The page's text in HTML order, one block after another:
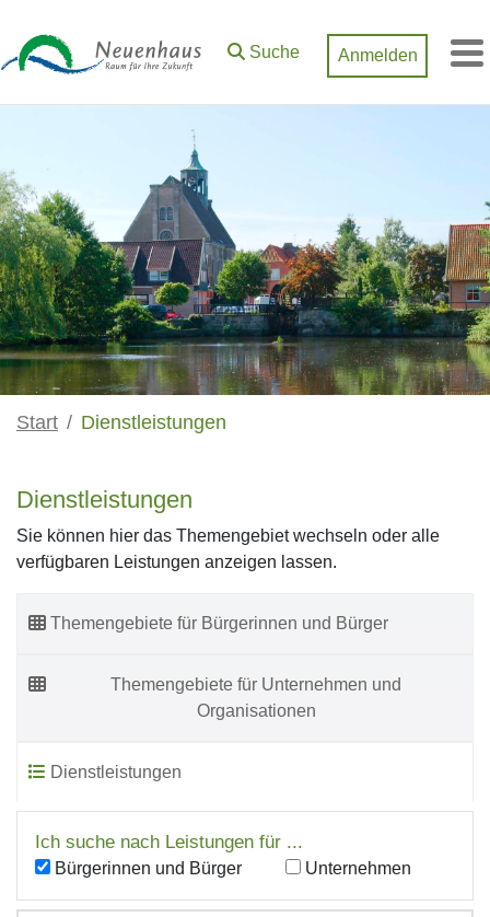
Suche Anmelden
Start Dienstleistungen
Dienstleistungen
Sie können hier das Themengebiet wechseln oder alle
verfügbaren Leistungen anzeigen lassen.
Themengebiete für Bürgerinnen und Bürger
Themengebiete für Unternehmen und
Organisationen
Dienstleistungen
Ich suche nach Leistungen für ...
Bürgerinnen und Bürger Unternehmen